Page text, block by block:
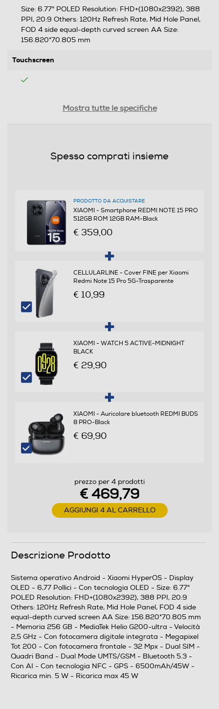
Size: 6.77" POLED Resolution: FHD+(1080x2392), 388
PPI, 20:9 Others: 120Hz Refresh Rate, Mid Hole Panel,
FOD 4 side equal-depth curved screen AA Size:
156.820*70.805 mm
Touchscreen
Format
Banda
Quadri Band - Dual Mode UMTS/GSM
Specifiche frequenza
LTE: 1/3/5/7/8/20/28/38/40/41 (Full band) WCDMA:
1/5/8 GSM: 2/3/5/8
Sistema Operativo - Processore
Sistema operativo
Android
Xiaomi HyperOS
Core processore
Velocità del processore in GHz
Fotocamera
Fotocamera digitale
MegaPixel totali
200
Altre specifiche fotocamera/e
Mostra tutte le specifiche
Spesso comprati insieme
PRODOTTO DA ACQUISTARE
XIAOMI - Smartphone REDMI NOTE 15 PRO
512GB ROM 12GB RAM-Black
€ 359,00
CELLULARLINE - Cover FINE per Xiaomi
Redmi Note 15 Pro 5G-Trasparente
€ 10,99
XIAOMI - WATCH 5 ACTIVE-MIDNIGHT
BLACK
€ 29,90
XIAOMI - Auricolare bluetooth REDMI BUDS
8 PRO-Black
€ 69,90
prezzo per 4 prodotti
€ 469,79
AGGIUNGI 4 AL CARRELLO
Descrizione Prodotto
Sistema operativo Android - Xiaomi HyperOS - Display
OLED - 6,77 Pollici - Con tecnologia OLED - Size: 6.77"
POLED Resolution: FHD+(1080x2392), 388 PPI, 20:9
Others: 120Hz Refresh Rate, Mid Hole Panel, FOD 4 side
equal-depth curved screen AA Size: 156.820*70.805 mm
- Memoria 256 GB - MediaTek Helio G200-ultra - Velocità
2,5 GHz - Con fotocamera digitale integrata - Megapixel
Tot 200 - Con fotocamera frontale - 32 Mpx - Dual SIM -
Quadri Band - Dual Mode UMTS/GSM - Bluetooth 5.3 -
Con AI - Con tecnologia NFC - GPS - 6500mAh/45W -
Ricarica min. 5 W - Ricarica max 45 W